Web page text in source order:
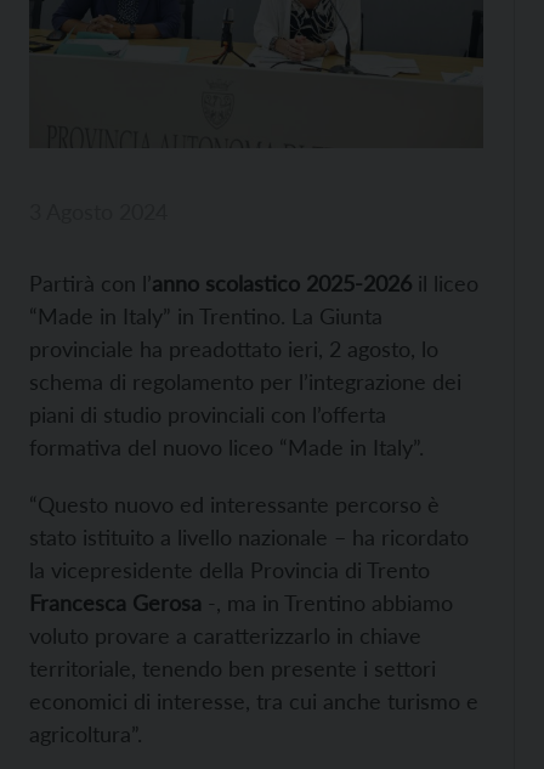
Partirà con l’anno scolastico 2025-2026 il liceo
“Made in Italy” in Trentino. La Giunta
provinciale ha preadottato ieri, 2 agosto, lo
schema di regolamento per l’integrazione dei
piani di studio provinciali con l’offerta
formativa del nuovo liceo “Made in Italy”.
“Questo nuovo ed interessante percorso è
stato istituito a livello nazionale – ha ricordato
la vicepresidente della Provincia di Trento
Francesca Gerosa -, ma in Trentino abbiamo
voluto provare a caratterizzarlo in chiave
territoriale, tenendo ben presente i settori
economici di interesse, tra cui anche turismo e
agricoltura”.